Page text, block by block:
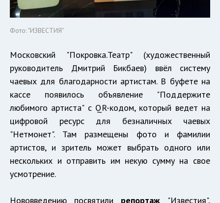
Фото: "ИЗВЕСТИЯ"
Московский "Покровка.Театр" (художественный
руководитель Дмитрий Бикбаев) ввёл систему
чаевых для благодарности артистам. В буфете на
кассе появилось объявление "Поддержите
любимого артиста" с QR-кодом, который ведет на
цифровой ресурс для безналичных чаевых
"Нетмонет". Там размещены фото и фамилии
артистов, и зритель может выбрать одного или
нескольких и отправить им некую сумму на свое
усмотрение.
Нововведению посвятили репортаж
"Известия",